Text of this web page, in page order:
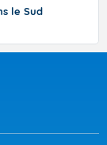
le Sud